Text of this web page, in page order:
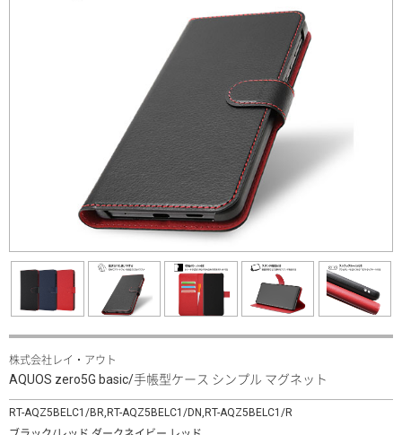
株式会社レイ・アウト
AQUOS zero5G basic/手帳型ケース シンプル マグネット
RT-AQZ5BELC1/BR,RT-AQZ5BELC1/DN,RT-AQZ5BELC1/R